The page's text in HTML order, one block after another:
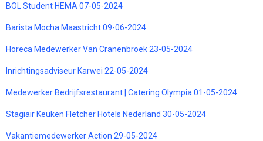
BOL Student HEMA 07-05-2024
Barista Mocha Maastricht 09-06-2024
Horeca Medewerker Van Cranenbroek 23-05-2024
Inrichtingsadviseur Karwei 22-05-2024
Medewerker Bedrijfsrestaurant | Catering Olympia 01-05-2024
Stagiair Keuken Fletcher Hotels Nederland 30-05-2024
Vakantiemedewerker Action 29-05-2024